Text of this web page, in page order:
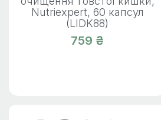
Nutriexpert, 60 капсул
(LIDK88)
759 ₴